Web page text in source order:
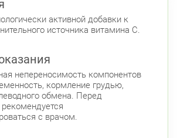
район
пр., д.78, к.1 Круглосуточно
улица, д. 7
Электросила
активной добавки к
источника витамина С.
непереносимость компонентов
кормление грудью,
обмена. Перед
с врачом.